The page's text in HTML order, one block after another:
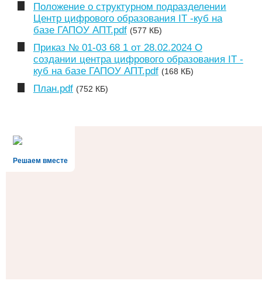
Положение о структурном подразделении
Центр цифрового образования IT -куб на
базе ГАПОУ АПТ.pdf (577 КБ)
Приказ № 01-03 68 1 от 28.02.2024 О
создании центра цифрового образования IT -
куб на базе ГАПОУ АПТ.pdf (168 КБ)
План.pdf (752 КБ)
Решаем вместе